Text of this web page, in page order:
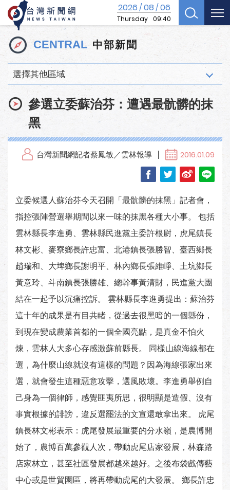
2026/08/06
Thursday 09:40
CENTRAL 中部新聞
選擇其他區域
參選立委蘇治芬：遭遇最骯髒的抹
黑
台灣新聞網記者蔡鳳敏／雲林報導 2016.01.09
立委候選人蘇治芬今天召開「最骯髒的抹黑」記者會，
指控張陣營選舉期間以來一味的抹黑各種大小事。 包括
雲林縣長李進勇、雲林縣民進黨主委許根尉，虎尾鎮長
林文彬、麥寮鄉長許忠富、北港鎮長張勝智、臺西鄉長
趙瑞和、大埤鄉長謝明平、林內鄉長張維崢、土坑鄉長
黃意玲、斗南鎮長張勝雄、總幹事黃清財，民進黨大團
結在一起予以沉痛控訴。 雲林縣長李進勇提出：蘇治芬
這十年的成果是有目共睹，從過去很黑暗的一個縣份，
到現在變成農業首都的一個全國亮點，是真金不怕火
煉，雲林人大多心存感激蘇前縣長。 同樣山線海線都在
選，為什麼山線就沒有這樣的問題？因為海線張家出來
選，就會發生這種惡意攻擊，選風敗壞。李進勇舉例自
己身為一個律師，感覺匪夷所思，很明顯是造假、沒有
事實根據的誹謗，違反選罷法的文宣還敢拿出來。 虎尾
鎮長林文彬表示：虎尾發展最重要的分水嶺，是農博開
始了，農博百萬參觀人次，帶動虎尾店家發展，林森路
店家林立，甚至社區發展都越來越好。之後布袋戲傳藝
中心或是世貿園區，將再帶動虎尾的大發展。 鄉長許忠